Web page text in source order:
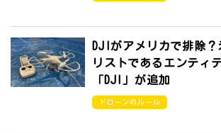
DJIがアメリカで排除
リストであるエンティ
「DJI」が追加
ドローンのルール